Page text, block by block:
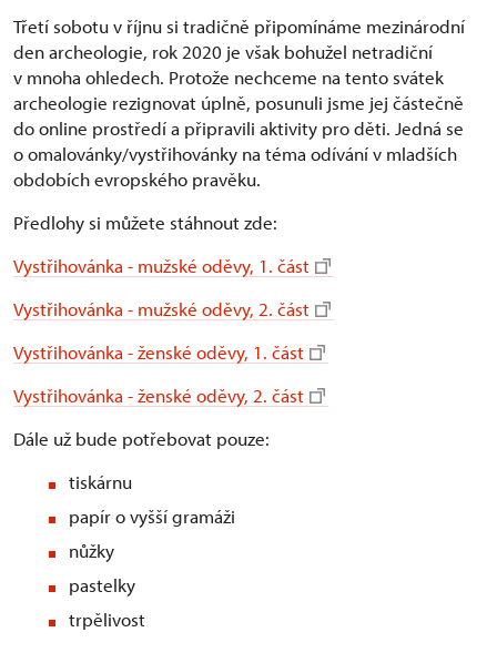
Třetí sobotu v říjnu si tradičně připomínáme mezinárodní
den archeologie, rok 2020 je však bohužel netradiční
v mnoha ohledech. Protože nechceme na tento svátek
archeologie rezignovat úplně, posunuli jsme jej částečně
do online prostředí a připravili aktivity pro děti. Jedná se
o omalovánky/vystřihovánky na téma odívání v mladších
obdobích evropského pravěku.
Předlohy si můžete stáhnout zde:
Vystřihovánka - mužské oděvy, 1. část
Vystřihovánka - mužské oděvy, 2. část
Vystřihovánka - ženské oděvy, 1. část
Vystřihovánka - ženské oděvy, 2. část
Dále už bude potřebovat pouze:
tiskárnu
papír o vyšší gramáži
nůžky
pastelky
trpělivost